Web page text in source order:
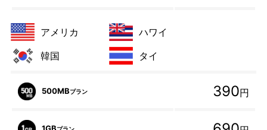
アメリカ
ハワイ
韓国
タイ
500MBプラン 390円